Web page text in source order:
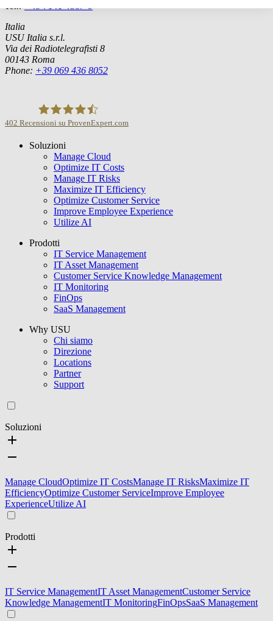
Tel.:
+49 7141 4867-0
Italia
USU Italia s.r.l.
Via dei Radiotelegrafisti 8
00143 Roma
Phone: +39 069 436 8052
USU GmbH
402 Recensioni su ProvenExpert.com
Soluzioni
Manage Cloud
Optimize IT Costs
Manage IT Risks
Maximize IT Efficiency
Optimize Customer Service
Improve Employee Experience
Utilize AI
Prodotti
IT Service Management
IT Asset Management
Customer Service Knowledge Management
IT Monitoring
FinOps
SaaS Management
Why USU
Chi siamo
Direzione
Locations
Partner
Support
Soluzioni
Manage CloudOptimize IT CostsManage IT RisksMaximize IT
EfficiencyOptimize Customer ServiceImprove Employee
ExperienceUtilize AI
Prodotti
IT Service ManagementIT Asset ManagementCustomer Service
Knowledge ManagementIT MonitoringFinOpsSaaS Management